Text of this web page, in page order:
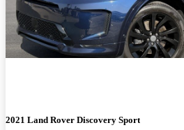
2021 Land Rover Discovery Sport